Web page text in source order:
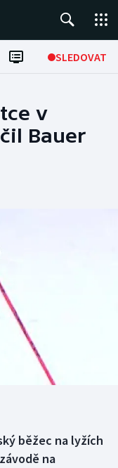
SLEDOVAT
v
Bauer
běžec na lyžích
na